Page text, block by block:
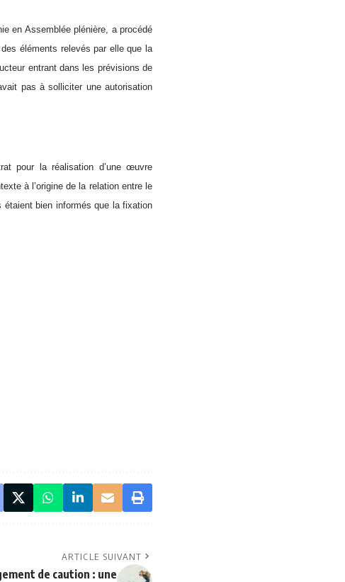
en Assemblée plénière, a procédé
éléments relevés par elle que la
entrant dans les prévisions de
pas à solliciter une autorisation
pour la réalisation d’une œuvre
à l’origine de la relation entre le
bien informés que la fixation
ARTICLE SUIVANT
de caution : une